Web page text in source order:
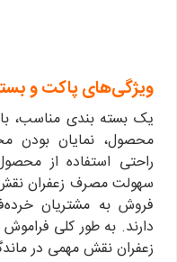
ویژگی‌های پاکت و
یک بسته بندی مناسب،
محصول، نمایان بودن
راحتی استفاده از
سهولت مصرف زعفران نقش
فروش به مشتریان
دارند. به طور کلی
زعفران نقش مهمی در